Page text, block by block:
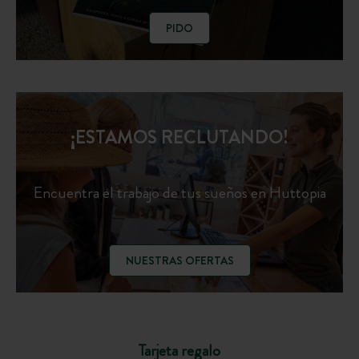
PIDO
Tarjeta regalo
¡ESTAMOS RECLUTANDO!
Encuentra el trabajo de tus sueños en Huttopia
NUESTRAS OFERTAS